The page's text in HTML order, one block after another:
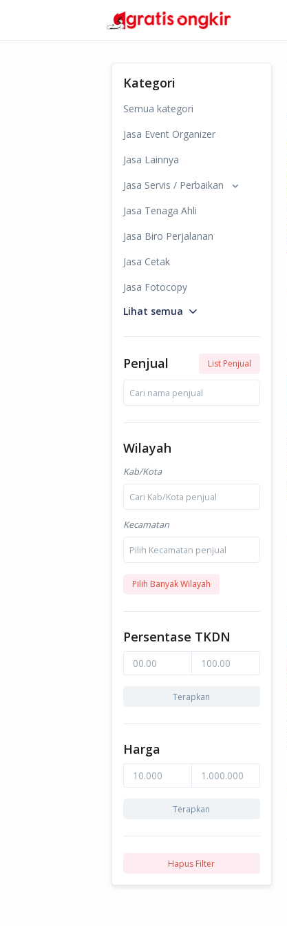
Kategori
Semua kategori
Jasa Event Organizer
Jasa Lainnya
Jasa Servis / Perbaikan
Jasa Tenaga Ahli
Jasa Biro Perjalanan
Jasa Cetak
Jasa Fotocopy
Lihat semua
Penjual List Penjual
Cari nama penjual
Wilayah
Kab/Kota
Cari Kab/Kota penjual
Kecamatan
Pilih Kecamatan penjual
Pilih Banyak Wilayah
Persentase TKDN
Terapkan
Harga
Terapkan
Hapus Filter